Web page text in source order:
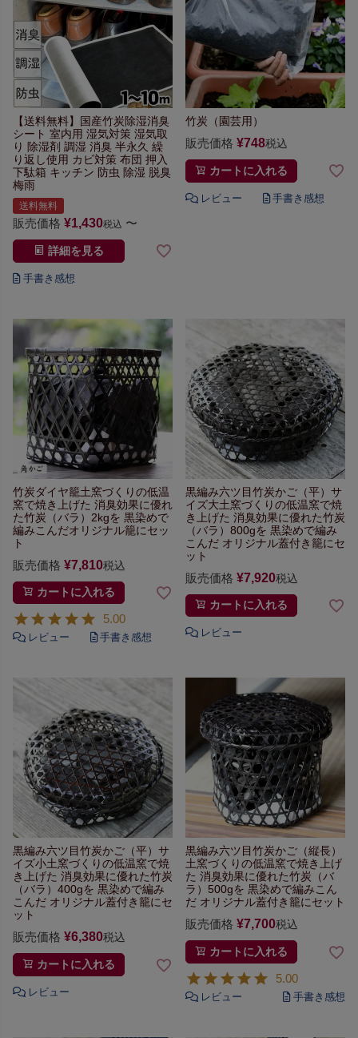
【送料無料】
国産竹炭除湿消臭
シート 室内用 湿気対策 湿気取
り 除湿剤 調湿 消臭 半永久 繰
り返し使用 カビ対策 布団 押入
下駄箱 キッチン 防虫 除湿 脱臭
梅雨
送料無料
販売価格 ¥1,430税込 〜
詳細を見る
竹炭（園芸用）
販売価格 ¥748税込
カートに入れる
竹炭ダイヤ籠土窯づくりの低温
窯で焼き上げた 消臭効果に優れ
た竹炭（バラ）2kgを 黒染めで
編みこんだオリジナル籠にセッ
ト
販売価格 ¥7,810税込
カートに入れる
5.00
黒編み六ツ目竹炭かご（平）サ
イズ大土窯づくりの低温窯で焼
き上げた 消臭効果に優れた竹炭
（バラ）800gを 黒染めで編み
こんだ オリジナル蓋付き籠にセ
ット
販売価格 ¥7,920税込
カートに入れる
黒編み六ツ目竹炭かご（平）サ
イズ小土窯づくりの低温窯で焼
き上げた 消臭効果に優れた竹炭
（バラ）400gを 黒染めで編み
こんだ オリジナル蓋付き籠にセ
ット
販売価格 ¥6,380税込
カートに入れる
黒編み六ツ目竹炭かご（縦長）
土窯づくりの低温窯で焼き上げ
た 消臭効果に優れた竹炭（バ
ラ）500gを 黒染めで編みこん
だ オリジナル蓋付き籠にセット
販売価格 ¥7,700税込
カートに入れる
5.00